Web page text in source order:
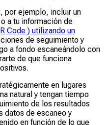
por ejemplo, incluir un
a tu información de
Code ) utilizando un
de seguimiento y
a fondo escaneándolo con
de que funciona
en lugares
natural y tengan tiempo
de los resultados
datos de escaneo y
en función de lo que